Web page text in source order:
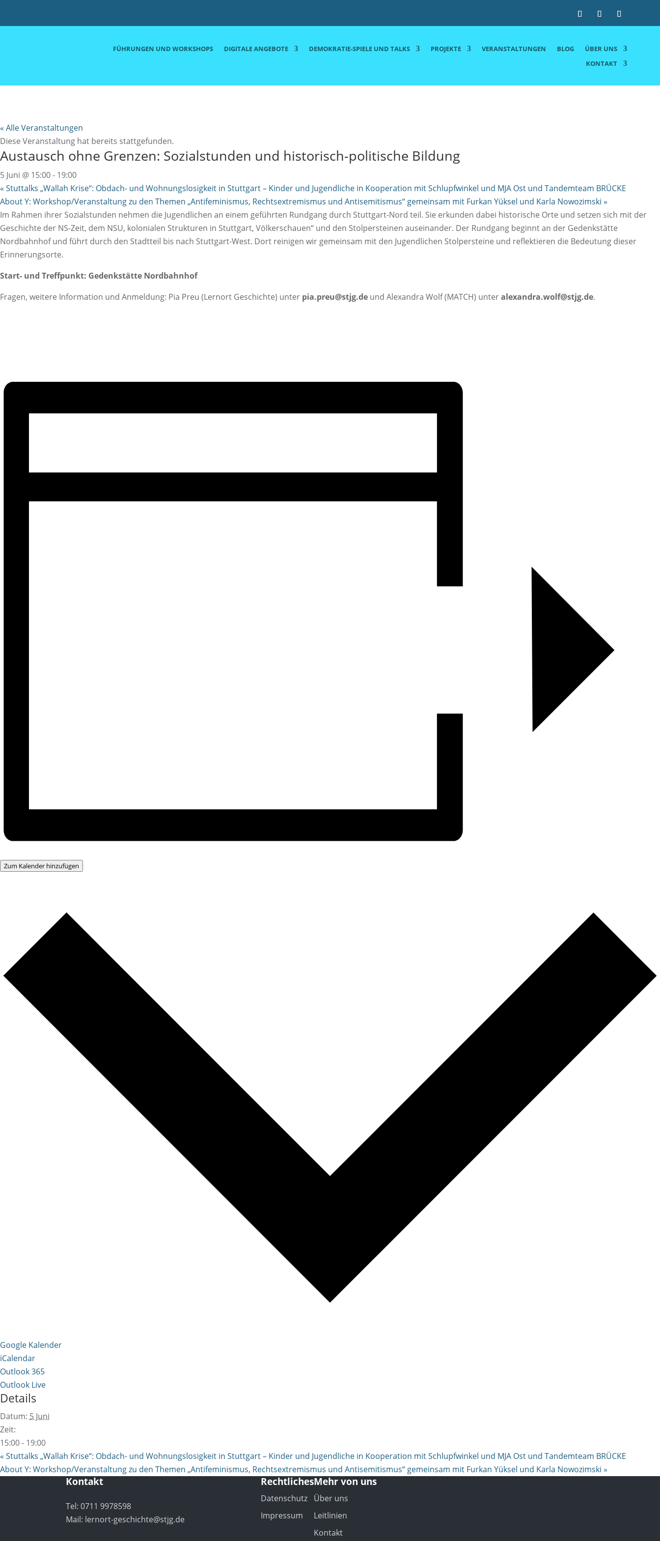
FÜHRUNGEN UND WORKSHOPS DIGITALE ANGEBOTE DEMOKRATIE-SPIELE UND TALKS PROJEKTE VERANSTALTUNGEN BLOG
ÜBER UNS
KONTAKT
« Alle Veranstaltungen
Diese Veranstaltung hat bereits stattgefunden.
Austausch ohne Grenzen: Sozialstunden und historisch-politische Bildung
5 Juni @ 15:00- 19:00
« Stuttalks „Wallah Krise“: Obdach- und Wohnungslosigkeit in Stuttgart – Kinder und Jugendliche in Kooperation mit Schlupfwinkel und MJA Ost und Tandemteam BRÜCKE
About Y: Workshop/Veranstaltung zu den Themen „Antifeminismus, Rechtsextremismus und Antisemitismus“ gemeinsam mit Furkan Yüksel und Karla Nowozimski »
Im Rahmen ihrer Sozialstunden nehmen die Jugendlichen an einem geführten Rundgang durch Stuttgart-Nord teil. Sie erkunden dabei historische Orte und setzen sich mit der
Geschichte der NS-Zeit, dem NSU, kolonialen Strukturen in Stuttgart, Völkerschauen“ und den Stolpersteinen auseinander. Der Rundgang beginnt an der Gedenkstätte
Nordbahnhof und führt durch den Stadtteil bis nach Stuttgart-West. Dort reinigen wir gemeinsam mit den Jugendlichen Stolpersteine und reflektieren die Bedeutung dieser
Erinnerungsorte.
Start- und Treffpunkt: Gedenkstätte Nordbahnhof
Fragen, weitere Information und Anmeldung: Pia Preu (Lernort Geschichte) unter pia.preu@stjg.de und Alexandra Wolf (MATCH) unteralexandra.wolf@stjg.de.
Zum Kalender hinzufügen
Google Kalender
iCalendar
Outlook 365
Outlook Live
Details
Datum: 5 Juni
Zeit:
15:00 - 19:00
« Stuttalks „Wallah Krise“: Obdach- und Wohnungslosigkeit in Stuttgart – Kinder und Jugendliche in Kooperation mit Schlupfwinkel und MJA Ost und Tandemteam BRÜCKE
About Y: Workshop/Veranstaltung zu den Themen „Antifeminismus, Rechtsextremismus und Antisemitismus“ gemeinsam mit Furkan Yüksel und Karla Nowozimski »
Kontakt
Tel: 0711 9978598
Mail: lernort-geschichte@stjg.de
Rechtliches
Datenschutz
Impressum
Mehr von uns
Über uns
Leitlinien
Kontakt